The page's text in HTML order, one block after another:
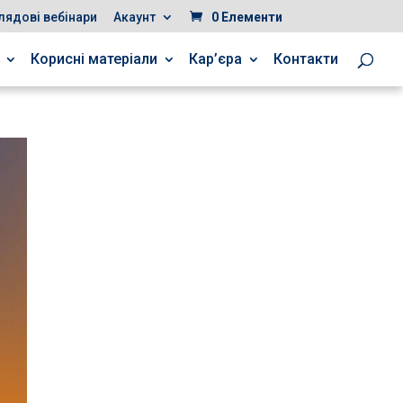
вебінари Акаунт 0 Елементи
Корисні матеріали Кар’єра Контакти